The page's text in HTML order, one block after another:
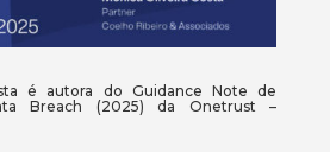
é autora do Guidance Note de
Breach (2025) da Onetrust –